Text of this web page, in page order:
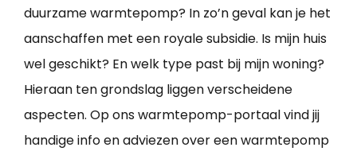
duurzame warmtepomp? In zo’n geval kan je het
aanschaffen met een royale subsidie. Is mijn huis
wel geschikt? En welk type past bij mijn woning?
Hieraan ten grondslag liggen verscheidene
aspecten. Op ons warmtepomp-portaal vind jij
handige info en adviezen over een warmtepomp